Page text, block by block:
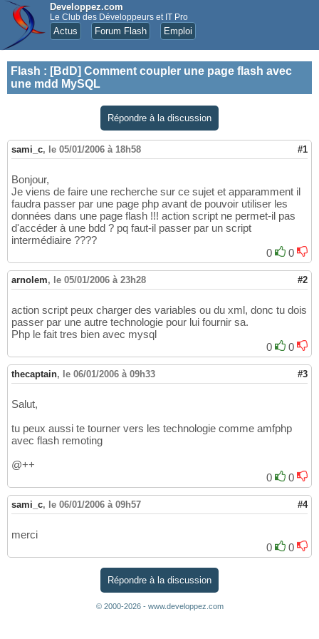
Developpez.com
Le Club des Développeurs et IT Pro
Actus Forum Flash Emploi
Flash : [BdD] Comment coupler une page flash avec
une mdd MySQL
Répondre à la discussion
sami_c, le 05/01/2006 à 18h58 #1
Bonjour,
Je viens de faire une recherche sur ce sujet et apparamment il
faudra passer par une page php avant de pouvoir utiliser les
données dans une page flash !!! action script ne permet-il pas
d'accéder à une bdd ? pq faut-il passer par un script
intermédiaire ????
0
0
arnolem, le 05/01/2006 à 23h28 #2
action script peux charger des variables ou du xml, donc tu dois
passer par une autre technologie pour lui fournir sa.
Php le fait tres bien avec mysql
0
0
thecaptain, le 06/01/2006 à 09h33 #3
Salut,
tu peux aussi te tourner vers les technologie comme amfphp
avec flash remoting
@++
0
0
sami_c, le 06/01/2006 à 09h57 #4
merci
0
0
Répondre à la discussion
© 2000-2026 - www.developpez.com